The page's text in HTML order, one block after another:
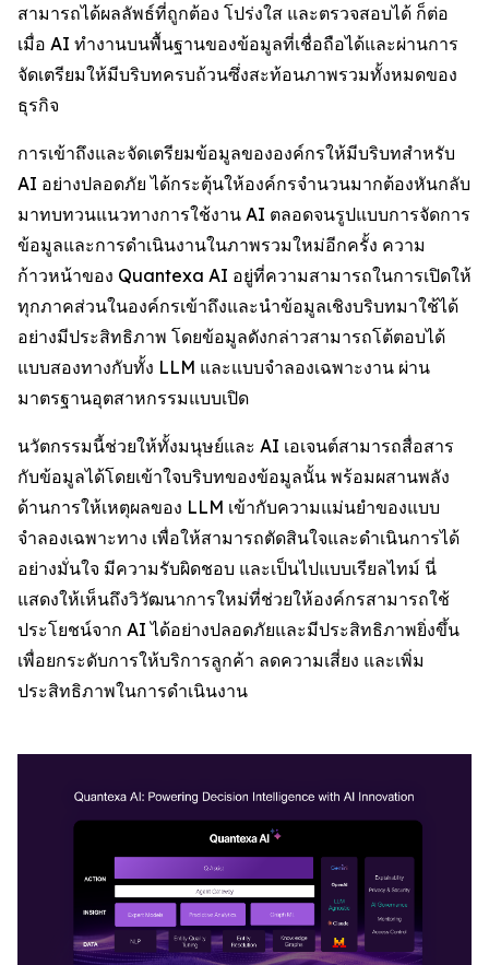
สามารถได้ผลลัพธ์ที่ถูกต้อง โปร่งใส และตรวจสอบได้ ก็ต่อ
เมื่อ AI ทำงานบนพื้นฐานของข้อมูลที่เชื่อถือได้และผ่านการ
จัดเตรียมให้มีบริบทครบถ้วนซึ่งสะท้อนภาพรวมทั้งหมดของ
ธุรกิจ
การเข้าถึงและจัดเตรียมข้อมูลขององค์กรให้มีบริบทสำหรับ
AI อย่างปลอดภัย ได้กระตุ้นให้องค์กรจำนวนมากต้องหันกลับ
มาทบทวนแนวทางการใช้งาน AI ตลอดจนรูปแบบการจัดการ
ข้อมูลและการดำเนินงานในภาพรวมใหม่อีกครั้ง ความ
ก้าวหน้าของ Quantexa AI อยู่ที่ความสามารถในการเปิดให้
ทุกภาคส่วนในองค์กรเข้าถึงและนำข้อมูลเชิงบริบทมาใช้ได้
อย่างมีประสิทธิภาพ โดยข้อมูลดังกล่าวสามารถโต้ตอบได้
แบบสองทางกับทั้ง LLM และแบบจำลองเฉพาะงาน ผ่าน
มาตรฐานอุตสาหกรรมแบบเปิด
นวัตกรรมนี้ช่วยให้ทั้งมนุษย์และ AI เอเจนต์สามารถสื่อสาร
กับข้อมูลได้โดยเข้าใจบริบทของข้อมูลนั้น พร้อมผสานพลัง
ด้านการให้เหตุผลของ LLM เข้ากับความแม่นยำของแบบ
จำลองเฉพาะทาง เพื่อให้สามารถตัดสินใจและดำเนินการได้
อย่างมั่นใจ มีความรับผิดชอบ และเป็นไปแบบเรียลไทม์ นี่
แสดงให้เห็นถึงวิวัฒนาการใหม่ที่ช่วยให้องค์กรสามารถใช้
ประโยชน์จาก AI ได้อย่างปลอดภัยและมีประสิทธิภาพยิ่งขึ้น
เพื่อยกระดับการให้บริการลูกค้า ลดความเสี่ยง และเพิ่ม
ประสิทธิภาพในการดำเนินงาน